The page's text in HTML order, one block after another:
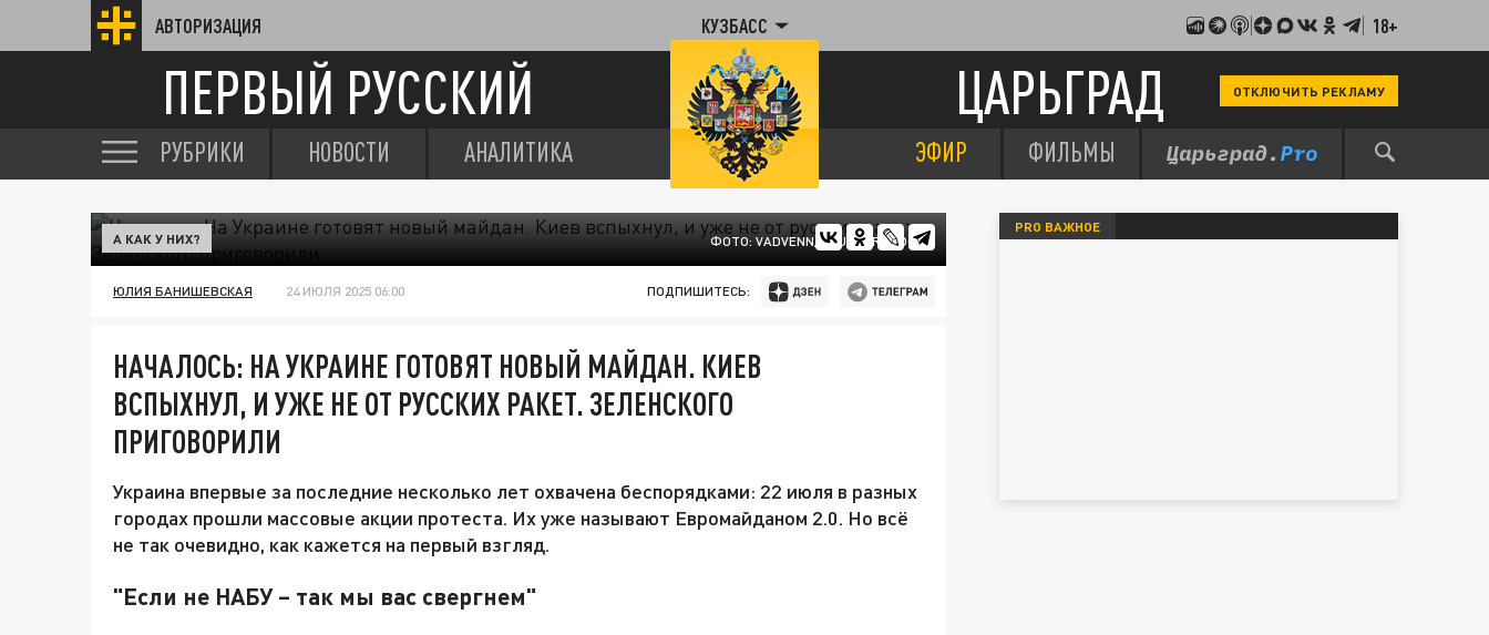
АВТОРИЗАЦИЯ КУЗБАСС 18+
ПЕРВЫЙ РУССКИЙ ЦАРЬГРАД ОТКЛЮЧИТЬ РЕКЛАМУ
РУБРИКИ НОВОСТИ АНАЛИТИКА ЭФИР ФИЛЬМЫ
ФОТО: VADVENN/SHUTTERSTOCK
А КАК У НИХ?
ЮЛИЯ БАНИШЕВСКАЯ 24 ИЮЛЯ 2025 06:00 ПОДПИШИТЕСЬ:
НАЧАЛОСЬ: НА УКРАИНЕ ГОТОВЯТ НОВЫЙ МАЙДАН. КИЕВ
ВСПЫХНУЛ, И УЖЕ НЕ ОТ РУССКИХ РАКЕТ. ЗЕЛЕНСКОГО
ПРИГОВОРИЛИ
Украина впервые за последние несколько лет охвачена беспорядками: 22 июля в разных
городах прошли массовые акции протеста. Их уже называют Евромайданом 2.0. Но всё
не так очевидно, как кажется на первый взгляд.
"Если не НАБУ – так мы вас свергнем"
PRO ВАЖНОЕ